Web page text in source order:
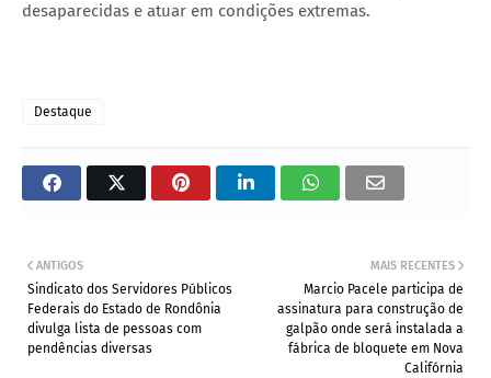
desaparecidas e atuar em condições extremas.
Destaque
MAIS RECENTES
Marcio Pacele participa de
assinatura para construção de
galpão onde será instalada a
fábrica de bloquete em Nova
Califórnia
ANTIGOS
Sindicato dos Servidores Públicos
Federais do Estado de Rondônia
divulga lista de pessoas com
pendências diversas